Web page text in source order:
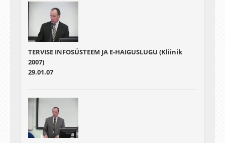
TERVISE INFOSÜSTEEM JA E-HAIGUSLUGU (Kliinik
2007)
29.01.07